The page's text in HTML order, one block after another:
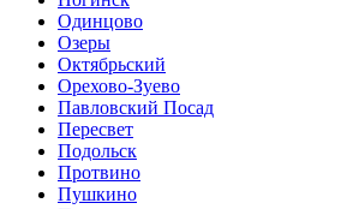
Одинцово
Озеры
Октябрьский
Орехово-Зуево
Павловский Посад
Пересвет
Подольск
Протвино
Пушкино